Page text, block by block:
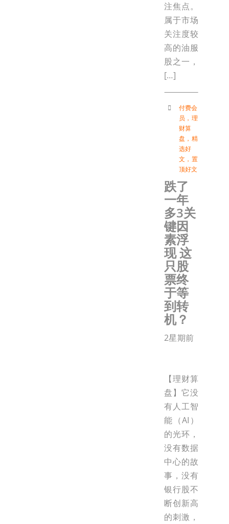
注焦点。
属于市场
关注度较
高的油服
股之一，
[…]
付费会
员 ， 理
财算
盘 ， 精
选好
文 ， 置
顶好文
跌了
一年
多3关
键因
素浮
现 这
只股
票终
于等
到转
机？
2星期前
【理财算
盘】它没
有人工智
能（AI）
的光环，
没有数据
中心的故
事，没有
银行股不
断创新高
的刺激，